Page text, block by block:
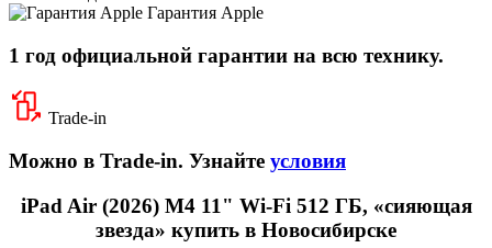
Гарантия Apple
1 год официальной гарантии на всю технику.
Trade-in
Можно в Trade-in. Узнайте условия
iPad Air (2026) M4 11" Wi-Fi 512 ГБ, «сияющая
звезда» купить в Новосибирске